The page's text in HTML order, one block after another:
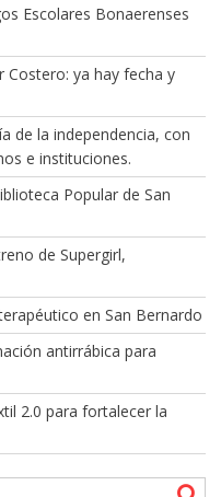
Escolares Bonaerenses
Costero: ya hay fecha y
de la independencia, con
e instituciones.
Popular de San
de Supergirl,
en San Bernardo
antirrábica para
2.0 para fortalecer la